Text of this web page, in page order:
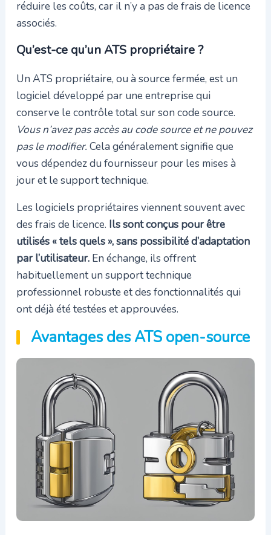
réduire les coûts, car il n’y a pas de frais de licence
associés.
Qu’est-ce qu’un ATS propriétaire ?
Un ATS propriétaire, ou à source fermée, est un
logiciel développé par une entreprise qui
conserve le contrôle total sur son code source.
Vous n’avez pas accès au code source et ne pouvez
pas le modifier. Cela généralement signifie que
vous dépendez du fournisseur pour les mises à
jour et le support technique.
Les logiciels propriétaires viennent souvent avec
des frais de licence. Ils sont conçus pour être
utilisés « tels quels », sans possibilité d’adaptation
par l’utilisateur.En échange, ils offrent
habituellement un support technique
professionnel robuste et des fonctionnalités qui
ont déjà été testées et approuvées.
Avantages des ATS open-source